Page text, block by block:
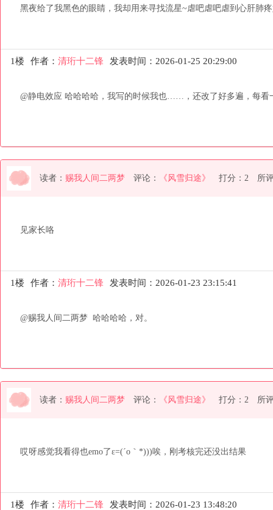
黑夜给了我黑色的眼睛，我却用来寻找流星~虐吧虐吧虐到心肝肺
1楼 作者： 清珩十二锋 发表时间：2026-01-25 20:29:00
@静电效应 哈哈哈哈，我写的时候我也……，还改了好多遍，每看
读者： 赐我人间二两梦 评论： 《风雪归途》 打分：2 所
见家长咯
1楼 作者： 清珩十二锋 发表时间：2026-01-23 23:15:41
@赐我人间二两梦  哈哈哈哈，对。
读者： 赐我人间二两梦 评论： 《风雪归途》 打分：2 所
哎呀感觉我看得也emo了ε=(´ο｀*)))唉，刚考核完还没出结果
1楼 作者： 清珩十二锋 发表时间：2026-01-23 13:48:20